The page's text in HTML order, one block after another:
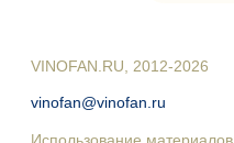
VINOFAN.RU, 2012-2026
vinofan@vinofan.ru